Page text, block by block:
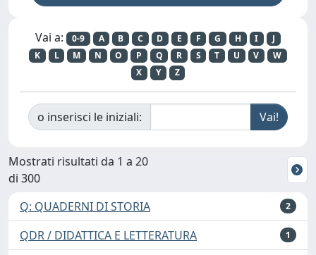
Vai a: 0-9 A B C D E F G H I
J
K
L M N O P Q R S T U V
W
X
Y Z
o inserisci le iniziali:
Mostrati risultati da 1 a 20
di 300
Q: QUADERNI DI STORIA
2
QDR / DIDATTICA E LETTERATURA 1